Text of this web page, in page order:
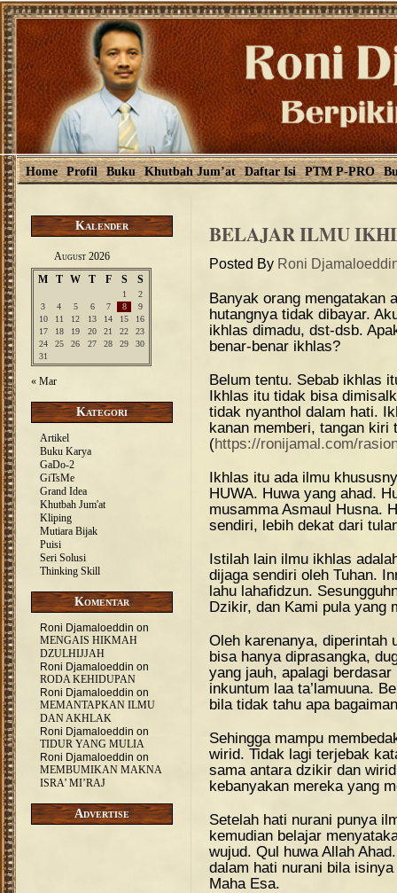
Home Profil Buku Khutbah Jum’at Daftar Isi PTM P-PRO
Kalender
August 2026
M
T W T F S S
1
2
3
4 5 6 7 8
9
10
11 12 13 14 15
16
17
18 19 20 21 22
23
24
25 26 27 28 29
30
31
« Mar
Kategori
Artikel
Buku Karya
GaDo-2
GiTsMe
Grand Idea
Khutbah Jum'at
Kliping
Mutiara Bijak
Puisi
Seri Solusi
Thinking Skill
Komentar
Roni Djamaloeddin on
MENGAIS HIKMAH
DZULHIJJAH
Roni Djamaloeddin on
RODA KEHIDUPAN
Roni Djamaloeddin on
MEMANTAPKAN ILMU
DAN AKHLAK
Roni Djamaloeddin on
TIDUR YANG MULIA
Roni Djamaloeddin on
MEMBUMIKAN MAKNA
ISRA’ MI’RAJ
Advertise
BELAJAR ILMU
Posted By Roni
Banyak orang mengatakan
hutangnya tidak dibayar.
ikhlas dimadu, dst-dsb.
benar-benar ikhlas?
Belum tentu. Sebab ikhlas
Ikhlas itu tidak bisa
tidak nyanthol dalam hati.
kanan memberi, tangan kiri
(https://ronijamal.com/
Ikhlas itu ada ilmu
HUWA. Huwa yang ahad.
musamma Asmaul Husna.
sendiri, lebih dekat dari
Istilah lain ilmu ikhlas
dijaga sendiri oleh Tuhan.
lahu lahafidzun.
Dzikir, dan Kami pula yang
Oleh karenanya, diperintah
bisa hanya diprasangka,
yang jauh, apalagi
inkuntum laa ta’lamuuna.
bila tidak tahu apa
Sehingga mampu
wirid. Tidak lagi terjebak
sama antara dzikir dan
kebanyakan mereka yang
Setelah hati nurani punya
kemudian belajar
wujud. Qul huwa Allah
dalam hati nurani bila
Maha Esa.